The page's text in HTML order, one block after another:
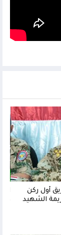
أول ركن
الشهيد